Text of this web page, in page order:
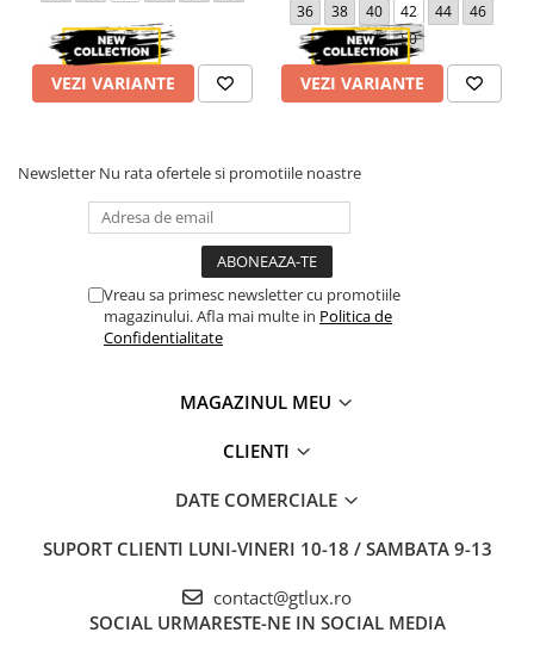
VEZI VARIANTE
36 38 40 42 44
46
48
50
VEZI VARIANTE
Newsletter Nu rata ofertele si promotiile noastre
Vreau sa primesc newsletter cu promotiile
magazinului. Afla mai multe in Politica de
Confidentialitate
MAGAZINUL MEU
CLIENTI
DATE COMERCIALE
SUPORT CLIENTI LUNI-VINERI 10-18 / SAMBATA 9-13
contact@gtlux.ro
SOCIAL URMARESTE-NE IN SOCIAL MEDIA